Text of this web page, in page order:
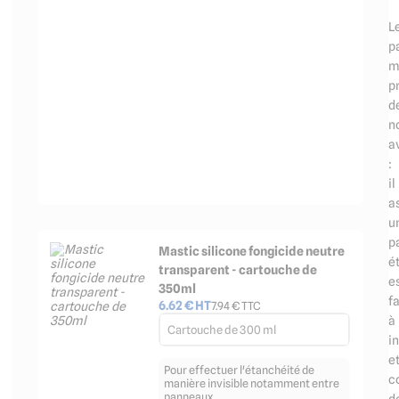
Mastic silicone fongicide neutre
transparent - cartouche de
350ml
6.62€ HT7.94€ TTC
Cartouche de 300 ml
Pour effectuer l'étanchéité de
manière invisible notamment entre
:
il
à
et